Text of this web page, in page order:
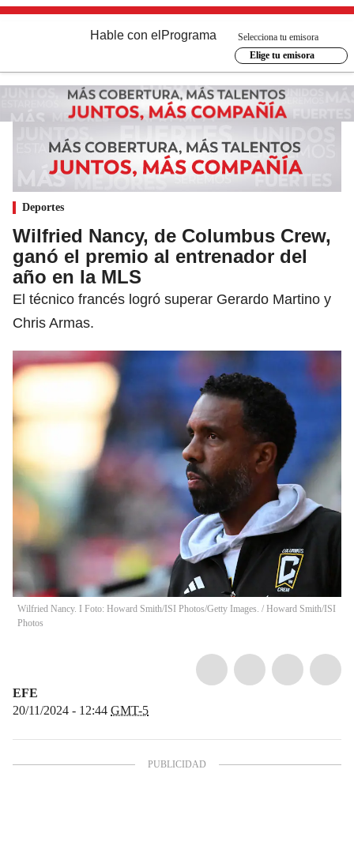
Hable con el Programa
Selecciona tu emisora
Elige tu emisora
Deportes
Wilfried Nancy, de Columbus Crew,
ganó el premio al entrenador del
año en la MLS
El técnico francés logró superar Gerardo Martino y
Chris Armas.
Wilfried Nancy. I Foto: Howard Smith/ISI Photos/Getty Images. / Howard Smith/ISI
Photos
EFE
20/11/2024 - 12:44 GMT-5